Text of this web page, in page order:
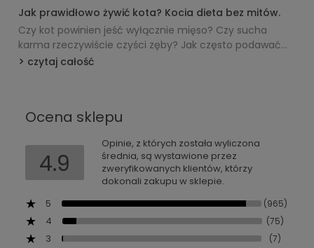
Jak prawidłowo żywić kota? Kocia dieta bez mitów.
Czy kot powinien jeść wyłącznie mięso? Czy sucha
karma rzeczywiście czyści zęby? Jak często podawać
posiłki i po czym poznać dobrą mokrą karmę? Wokół
wyglądać codzienna dieta zdrowego kota i na co
czytaj całość
Ocena sklepu
4.9
Opinie, z których została wyliczona
średnia, są wystawione przez
zweryfikowanych klientów, którzy
dokonali zakupu w sklepie.
5
(965)
4 (75)
3 (7)